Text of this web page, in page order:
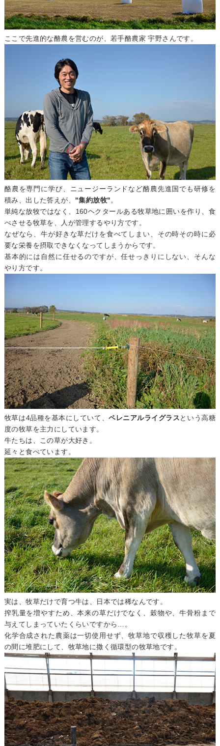
ここで先進的な酪農を営むのが、若手酪農家 宇野さんです。
酪農を専門に学び、ニュージーランドなど酪農先進国でも研修を
積み、出した答えが、 "集約放牧"。
単純な放牧ではなく、160ヘクタールある牧草地に囲いを作り、食
べさせる牧草を、人が管理するやり方です。
なぜなら、牛が好きな草だけを食べてしまい、その時その時に必
要な栄養を摂取できなくなってしまうからです。
基本的には自然に任せるのですが、任せっきりにしない、そんな
やり方です。
牧草は4品種を基本にしていて、ペレニアルライグラスという高糖
度の牧草を主力にしています。
牛たちは、この草が大好き。
延々と食べています。
実は、牧草だけで育つ牛は、日本では稀なんです。
搾乳量を増やすため、本来の草だけでなく、穀物や、牛骨粉まで
与えてしまっていたくらいですから…。
化学合成された農薬は一切使用せず、牧草地で収穫した牧草を夏
の間に堆肥にして、牧草地に撒く循環型の牧草地です。